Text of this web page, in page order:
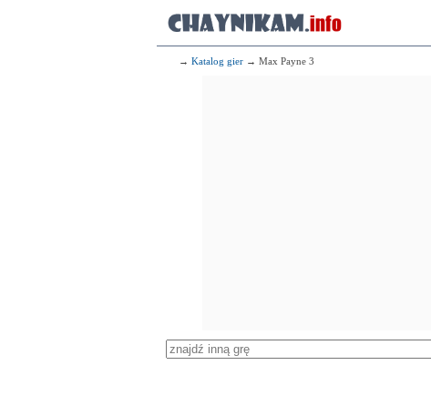
→ Katalog gier → Max Payne 3